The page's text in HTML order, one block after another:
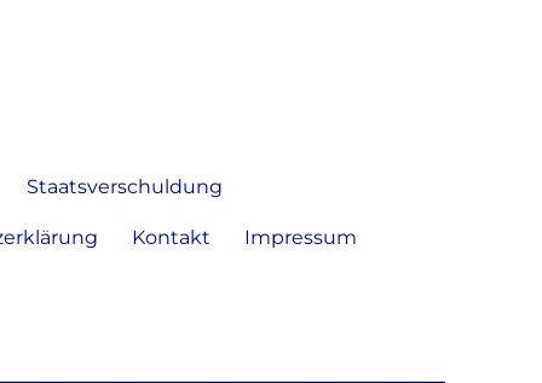
Staatsverschuldung
Kontakt Impressum